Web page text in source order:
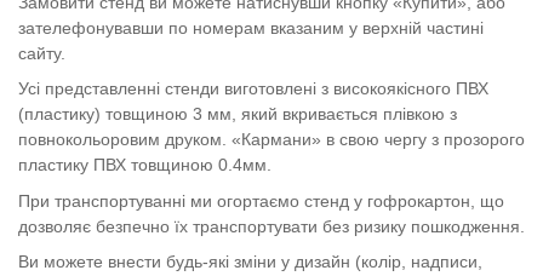
зателефонувавши по номерам вказаним у верхній частині
сайту.
Усі представленні стенди виготовлені з високоякісного ПВХ
(пластику) товщиною 3 мм, який вкривається плівкою з
повнокольоровим друком. «Кармани» в свою чергу з прозорого
пластику ПВХ товщиною 0.4мм.
При транспортуванні ми огортаємо стенд у гофрокартон, що
дозволяє безпечно їх транспортувати без ризику пошкодження.
Ви можете внести будь-які зміни у дизайн (колір, надписи,